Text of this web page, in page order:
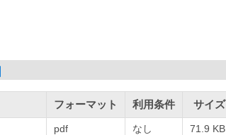
フォーマット 利用条件 サイズ
pdf なし 71.9 KB